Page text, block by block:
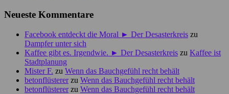
Neueste Kommentare
Facebook entdeckt die Moral ► Der Desasterkreis zu
Dampfer unter sich
Kaffee gibt es. Irgendwie. ► Der Desasterkreis zu Kaffee ist
Stadtplanung
Mister F. zu Wenn das Bauchgefühl recht behält
betonflüstererzu Wenn das Bauchgefühl recht behält
betonflüstererzu Wenn das Bauchgefühl recht behält